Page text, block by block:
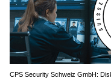
CPS Security Schweiz GmbH: